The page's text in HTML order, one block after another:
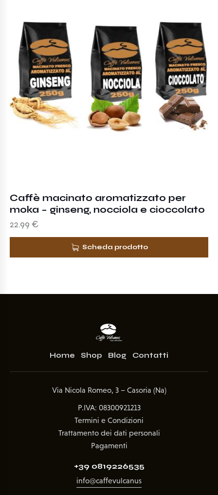
Caffè macinato aromatizzato per
moka – ginseng, nocciola e cioccolato
22.99 €
Scheda prodotto
Home Shop Blog Contatti
Via Nicola Romeo, 3 – Casoria (Na)
P.IVA: 08300921213
Termini e Condizioni
Trattamento dei dati personali
Pagamenti
+39 0819226535
info@caffevulcanus